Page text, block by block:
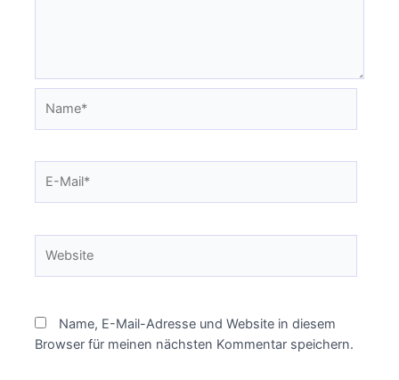
Mail*
Name, E-Mail-Adresse und Website in diesem
Browser für meinen nächsten Kommentar speichern.